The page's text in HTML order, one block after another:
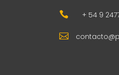
 + 54 9
